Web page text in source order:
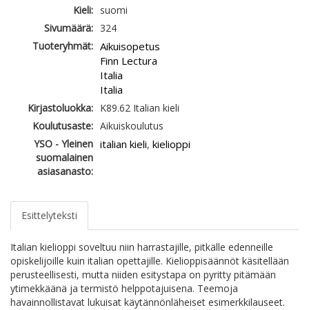
Kieli: suomi
Sivumäärä: 324
Tuoteryhmät: Aikuisopetus
Finn Lectura
Italia
Italia
Kirjastoluokka: K89.62 Italian kieli
Koulutusaste: Aikuiskoulutus
YSO - Yleinen
suomalainen
asiasanasto:
italian kieli, kielioppi
Esittelyteksti
Italian kielioppi soveltuu niin harrastajille, pitkälle edenneille
opiskelijoille kuin italian opettajille. Kielioppisäännöt käsitellään
perusteellisesti, mutta niiden esitystapa on pyritty pitämään
ytimekkäänä ja termistö helppotajuisena. Teemoja
havainnollistavat lukuisat käytännönläheiset esimerkkilauseet.